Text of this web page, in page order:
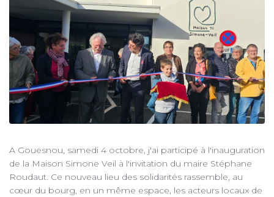
A Gouesnou, samedi 4 octobre, j'ai participé à l'inauguration
de la Maison Simone Veil à l'invitation du maire Stéphane
Roudaut. Ce nouveau lieu des solidarités rassemble, au
cœur du bourg, en un même espace, les acteurs locaux de